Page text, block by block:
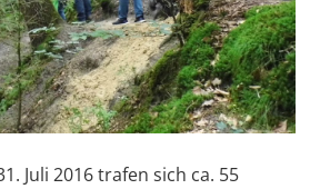
Juli 2016 trafen sich ca. 55